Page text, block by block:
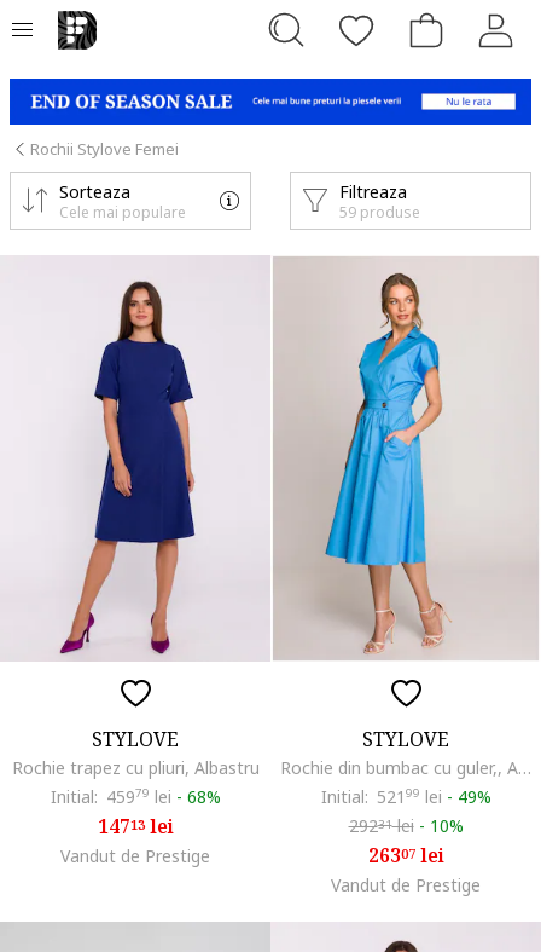
Rochii Stylove Femei
Filtreaza
59 produse
Sorteaza
Cele mai populare
STYLOVE
Rochie trapez cu pliuri, Albastru
Initial: 45979 lei - 68%
14713lei
Vandut de Prestige
STYLOVE
Rochie din bumbac cu guler,, Albastru
Initial: 521 99 lei - 49%
29231lei - 10%
26307lei
Vandut de Prestige